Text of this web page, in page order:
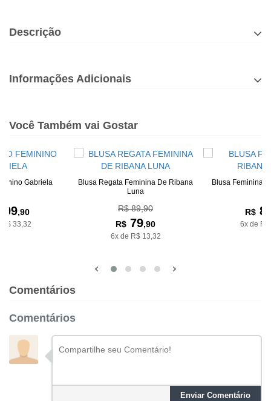
Descrição
Informações Adicionais
Você Também vai Gostar
Gabriela
,90
33,32
Blusa Regata Feminina De Ribana
Luna
R$ 89,90
R$ 79,90
6x de R$ 13,32
Blusa Feminina
R$
6x de
Comentários
Comentários
Enviar Comentário